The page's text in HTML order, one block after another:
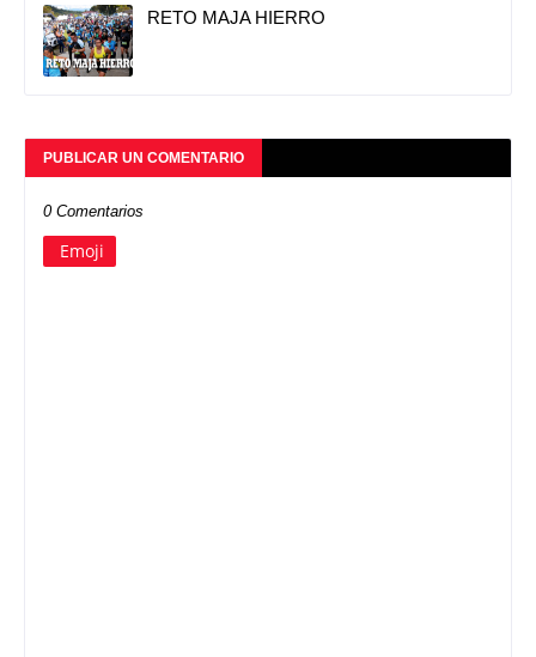
RETO MAJA HIERRO
PUBLICAR UN COMENTARIO
0 Comentarios
Emoji